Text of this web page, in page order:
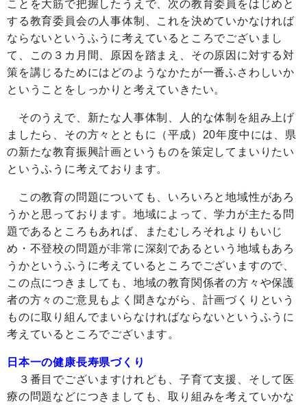
ことを大筋で把握したうえで、次の教育委員をはじめと
する教育委員会の人事体制、これを決めていかなければ
ならないというふうに考えているところでございまし
て、この３カ月間、原因を踏まえ、その原因に対する対
策を講じるためにはどのようなかたが一番ふさわしいか
ということをしっかりと考えていきたい。
そのうえで、新たな人事体制、人的な体制を組み上げ
ましたら、その方々とともに（平成）20年度中には、県
の新たな教育振興計画というものを策定してまいりたい
というふうに考えております。
この教育の問題についても、いろいろと地域性があろ
うかと思っております。地域によって、学力が主たる問
題であるところもあれば、またむしろそれよりもいじ
め・不登校の問題が非常に深刻であるという地域もあろ
うかというふうに考えているところでございますので、
この点につきましても、地域の教育関係者の方々や保護
者の方々のご意見もよく聞きながら、計画づくりという
ものに取り組んでまいらなければならないというふうに
考えているところでございます。
日本一の健康長寿県づくり
３番目でございますけれども、子育て支援、そして医
療の問題などにつきましても、取り組みを考えていかな